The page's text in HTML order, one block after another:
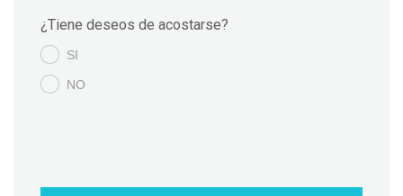
¿Tiene deseos de acostarse?
SI
NO